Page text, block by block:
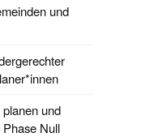
und
und
Null